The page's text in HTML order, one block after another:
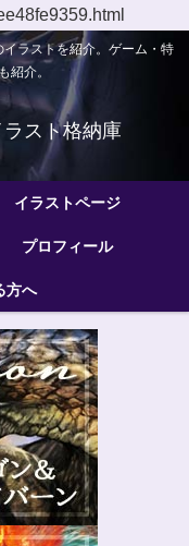
ラストを紹介。ゲーム・特
紹介。
スト格納庫
イラストページ
プロフィール
方へ